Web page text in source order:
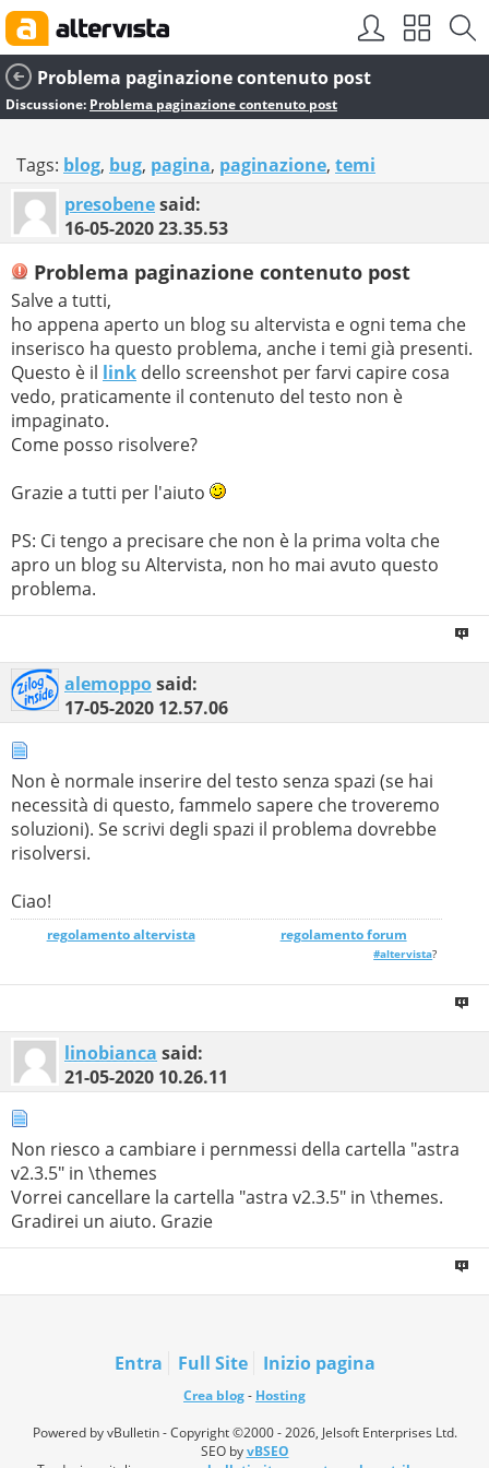
Problema paginazione contenuto post
Discussione: Problema paginazione contenuto post
Tags: blog, bug, pagina, paginazione, temi
presobenesaid:
16-05-202023.35.53
Problema paginazione contenuto post
Salve a tutti,
ho appena aperto un blog su altervista e ogni tema che
inserisco ha questo problema, anche i temi già presenti.
Questo è il link dello screenshot per farvi capire cosa
vedo, praticamente il contenuto del testo non è
impaginato.
Come posso risolvere?
Grazie a tutti per l'aiuto
PS: Ci tengo a precisare che non è la prima volta che
apro un blog su Altervista, non ho mai avuto questo
problema.
alemopposaid:
17-05-2020 12.57.06
Non è normale inserire del testo senza spazi (se hai
necessità di questo, fammelo sapere che troveremo
soluzioni). Se scrivi degli spazi il problema dovrebbe
risolversi.
Ciao!
regolamento altervista_______________ regolamento forum
#altervista?
linobianca said:
21-05-2020 10.26.11
Non riesco a cambiare i pernmessi della cartella "astra
v2.3.5" in \themes
Vorrei cancellare la cartella "astra v2.3.5" in \themes.
Gradirei un aiuto. Grazie
Entra Full Site Inizio pagina
Crea blog- Hosting
Powered by vBulletin - Copyright ©2000 - 2026, Jelsoft Enterprises Ltd.
SEO byvBSEO